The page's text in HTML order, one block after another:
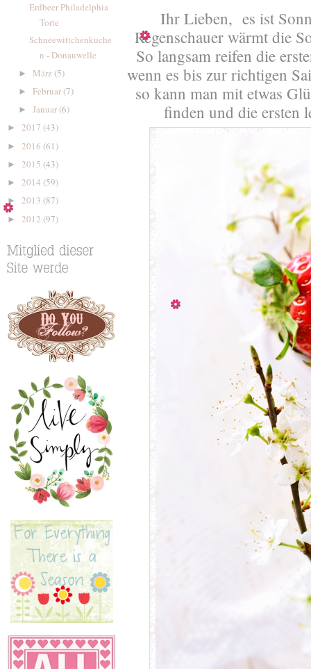
Erdbeer Philadelphia
Torte
Schneewittchenkuche
n - Donauwelle
► März (5)
► Februar(7)
► Januar(6)
► 2017 (43)
► 2016 (61)
► 2015 (43)
► 2014 (59)
► 2013 (87)
► 2012 (97)
Ihr Lieben, es ist
Regenschauer wärmt die
So langsam reifen die
wenn es bis zur richtigen
so kann man mit etwas
finden und die ersten